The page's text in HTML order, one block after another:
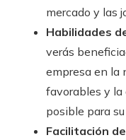
mercado y las
Habilidades
verás
empresa en la
favorables y la
posible para
Facilitación